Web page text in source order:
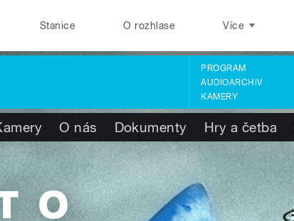
Stanice O rozhlase Více
PROGRAM
AUDIOARCHIV
KAMERY
O nás Dokumenty Hry a četba